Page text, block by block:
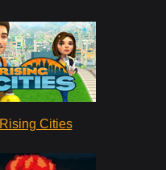
Rising Cities